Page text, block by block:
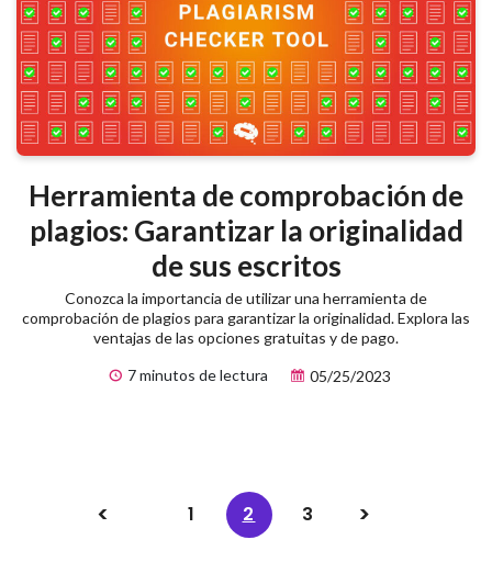
Herramienta de comprobación de
plagios: Garantizar la originalidad
de sus escritos
Conozca la importancia de utilizar una herramienta de
comprobación de plagios para garantizar la originalidad. Explora las
ventajas de las opciones gratuitas y de pago.
7 minutos de lectura
05/25/2023
1 2 3